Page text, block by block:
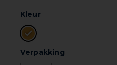
Kleur
Verpakking